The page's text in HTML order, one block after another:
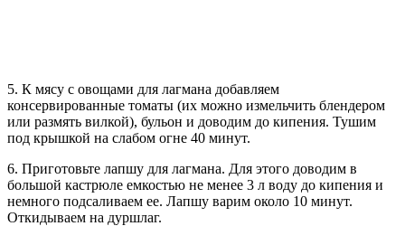
5. К мясу с овощами для лагмана добавляем
консервированные томаты (их можно измельчить блендером
или размять вилкой), бульон и доводим до кипения. Тушим
под крышкой на слабом огне 40 минут.
6. Приготовьте лапшу для лагмана. Для этого доводим в
большой кастрюле емкостью не менее 3 л воду до кипения и
немного подсаливаем ее. Лапшу варим около 10 минут.
Откидываем на дуршлаг.